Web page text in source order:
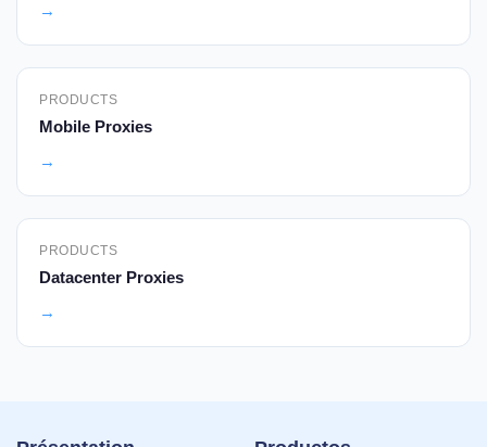
→
PRODUCTS
Mobile Proxies
→
PRODUCTS
Datacenter Proxies
→